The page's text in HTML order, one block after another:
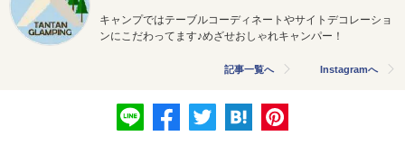
キャンプではテーブルコーディネートやサイトデコレーショ
ンにこだわってます♪めざせおしゃれキャンパー！
記事一覧へ Instagramへ